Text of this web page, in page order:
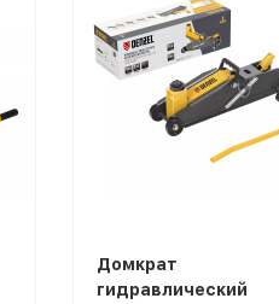
Домкрат
гидравлический